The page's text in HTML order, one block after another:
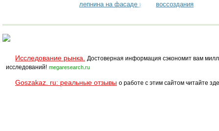
лепнина на фасаде и
воссоздания
Исследование рынка.
Достоверная информация сэкономит вам
исследований! megaresearch.ru
Goszakaz. ru: реальные отзывы о работе с этим сайтом читайте